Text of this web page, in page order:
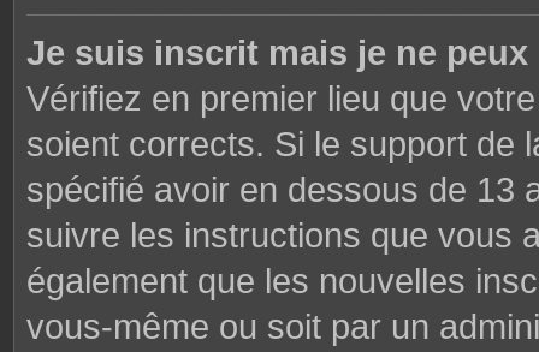
Je suis inscrit mais je ne
Vérifiez en premier lieu que
soient corrects. Si le support de
spécifié avoir en dessous de 13
suivre les instructions que vous
également que les nouvelles
vous-même ou soit par un